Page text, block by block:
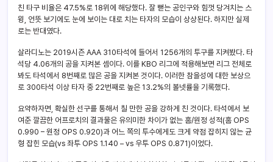
친 타구 비율은 47.5%로 18위에 해당했다. 잘 뻗는 공인구와 힘껏 당겨치는 스
윙, 언뜻 보기에도 눈에 보이는 대로 치는 타자의 모습이 상상된다. 하지만 실제
로는 반대였다.
살라디노는 2019시즌 AAA 310타석에 들어서 1256개의 투구를 지켜봤다. 타
석당 4.06개의 공을 지켜본 셈이다. 이를 KBO 리그에 적용해보면 리그 전체로
봐도 타석에서 8번째로 많은 공을 지켜본 것이다. 이러한 참을성에 대한 보상으
로 300타석 이상 타자 중 22번째로 높은 13.2%의 볼넷률을 기록했다.
요약하자면, 확실한 선구를 통해서 칠 만한 공을 강하게 친 것이다. 타석에서 보
여준 깔끔한 어프로치의 결과물은 유의미한 차이가 없는 홈/원정 성적(홈 OPS
0.990 – 원정 OPS 0.920)과 어느 쪽의 투수에게도 크게 약점 잡히지 않는 균
형 잡힌 모습(vs 좌투 OPS 1.140 – vs 우투 OPS 0.871)이었다.